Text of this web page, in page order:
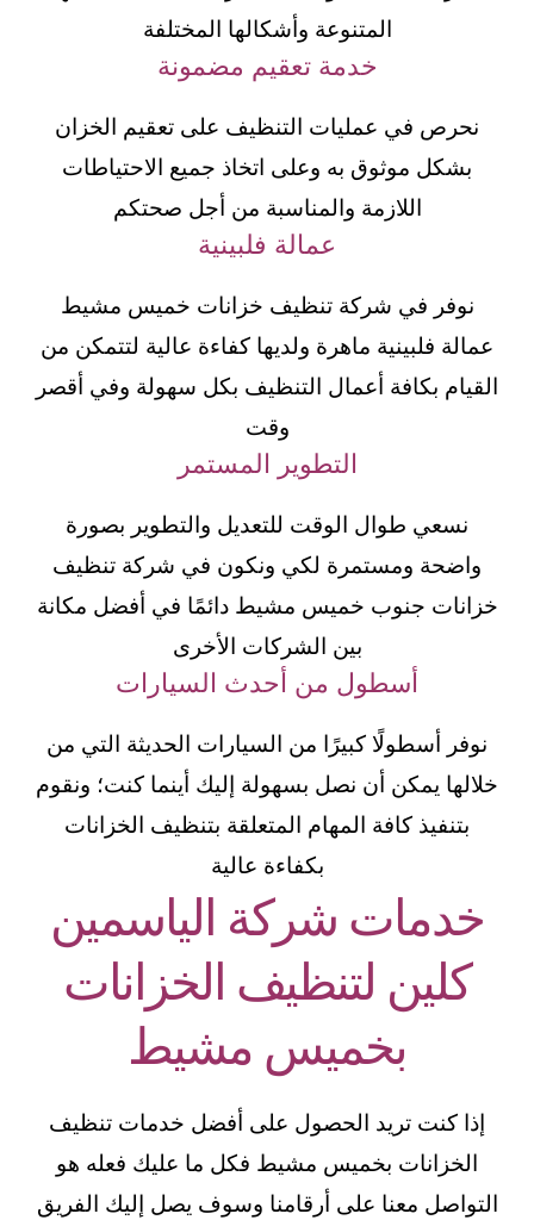
المتنوعة وأشكالها المختلفة
خدمة تعقيم مضمونة
نحرص في عمليات التنظيف على تعقيم الخزان
بشكل موثوق به وعلى اتخاذ جميع الاحتياطات
اللازمة والمناسبة من أجل صحتكم
عمالة فلبينية
نوفر في شركة تنظيف خزانات خميس مشيط
عمالة فلبينية ماهرة ولديها كفاءة عالية لتتمكن من
القيام بكافة أعمال التنظيف بكل سهولة وفي أقصر
وقت
التطوير المستمر
نسعي طوال الوقت للتعديل والتطوير بصورة
واضحة ومستمرة لكي ونكون في شركة تنظيف
خزانات جنوب خميس مشيط دائمًا في أفضل مكانة
بين الشركات الأخرى
أسطول من أحدث السيارات
نوفر أسطولًا كبيرًا من السيارات الحديثة التي من
خلالها يمكن أن نصل بسهولة إليك أينما كنت؛ ونقوم
بتنفيذ كافة المهام المتعلقة بتنظيف الخزانات
بكفاءة عالية
خدمات شركة الياسمين
كلين لتنظيف الخزانات
بخميس مشيط
إذا كنت تريد الحصول على أفضل خدمات تنظيف
الخزانات بخميس مشيط فكل ما عليك فعله هو
التواصل معنا على أرقامنا وسوف يصل إليك الفريق